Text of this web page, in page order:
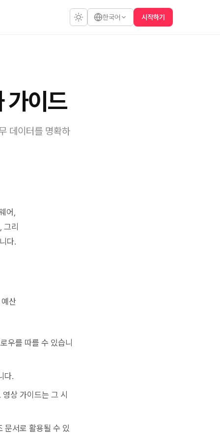
한국어 시작하기
가이드
데이터를 명확하
어,
그리
다.
산
우를 따를 수 있습니
다.
상 가이드는 그 시
문서로 활용될 수 있